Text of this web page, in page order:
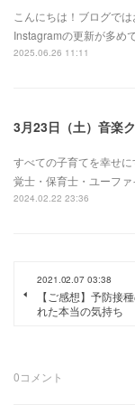
こんにちは！ブログで
Instagramの更新が多め
2025.06.26 11:11
3月23日（土）音楽
すべての子育てを幸せ
覚士・保育士・ユーフ
2024.02.22 23:36
2021.02.07 03:38
【ご感想】予防接
れた本当の気持ち
0コメント